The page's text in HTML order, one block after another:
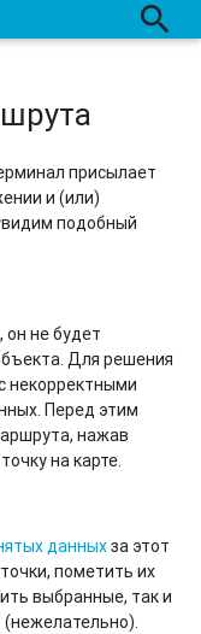
search
присылает
и (или)
подобный
он не будет
Для решения
некорректными
Перед этим
нажав
на карте.
данныхза этот
пометить их
выбранные, так и
(нежелательно).